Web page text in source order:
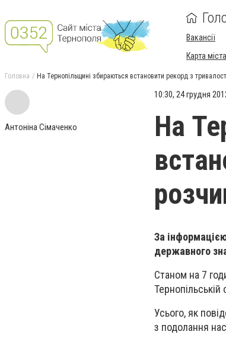
Вакансії
Карта міста
Головна На Тернопільщині збираються встановити рекорд з
Антоніна Сімаченко
10:30, 24 грудня
На
За
державного
Станом на 7
Тернопільській
Усього, як
з подолання